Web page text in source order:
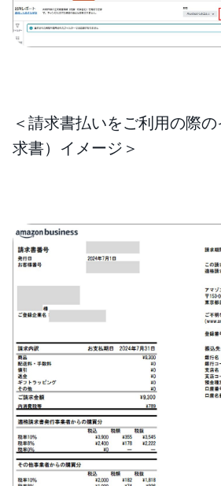
＜請求書払いをご利用の際
求書）イメージ＞